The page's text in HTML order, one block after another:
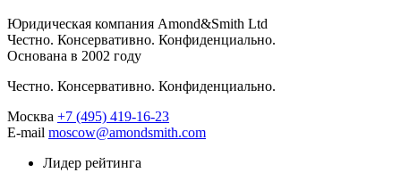
Юридическая компания Amond&Smith Ltd
Честно. Консервативно. Конфиденциально.
Основана в 2002 году
Честно. Консервативно. Конфиденциально.
Москва +7 (495) 419-16-23
E-mail moscow@amondsmith.com
Лидер рейтинга